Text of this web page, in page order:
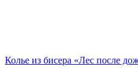
Колье из бисера «Лес после